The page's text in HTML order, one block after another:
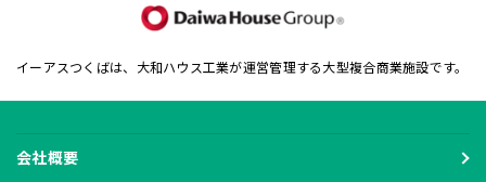
イーアスつくばは、大和ハウス工業が運営管理する大型複合商業施設です。
会社概要